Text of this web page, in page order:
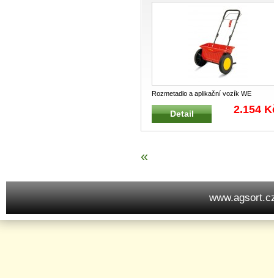
Rozmetadlo a aplikační vozík WE
430 WOLF-Garten Lehké, robustní a obr
...
Detail 2.154
«